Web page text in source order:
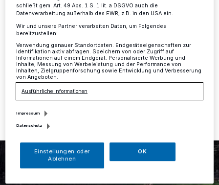
Kreis· Noch ist für Mila alles neu und ungewohnt. Mit
vorsichtigen Trippelschritten wagt sie sich auf die
Wiese. Doch schon nach wenigen Minuten tollt sie im
Galopp über das frische Gras.
30.03.2021 , 15:45 Uhr
schließt gem. Art. 49 Abs. 1 S. 1 lit. a DSGVO auch die
Datenverarbeitung außerhalb des EWR, z.B. in den USA ein.
Wir und unsere Partner verarbeiten Daten, um Folgendes
bereitzustellen:
Verwendung genauer Standortdaten. Endgeräteeigenschaften zur
Identifikation aktiv abfragen. Speichern von oder Zugriff auf
Informationen auf einem Endgerät. Personalisierte Werbung und
Inhalte, Messung von Werbeleistung und der Performance von
Inhalten, Zielgruppenforschung sowie Entwicklung und Verbesserung
von Angeboten.
Ausführliche Informationen
Impressum
Datenschutz
Einstellungen oder
Ablehnen
OK